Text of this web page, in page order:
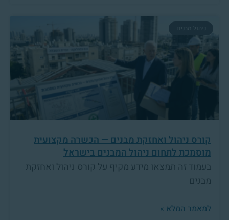
ניהול מבנים
קורס ניהול ואחזקת מבנים — הכשרה מקצועית
מוסמכת לתחום ניהול המבנים בישראל
בעמוד זה תמצאו מידע מקיף על קורס ניהול ואחזקת
מבנים
למאמר המלא »